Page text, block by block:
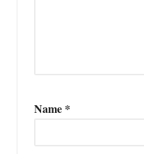
Name *